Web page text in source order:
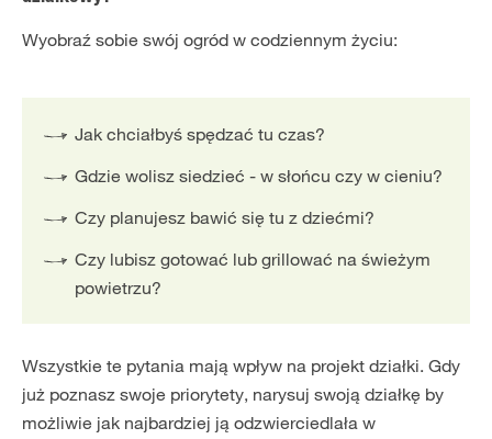
Wyobraź sobie swój ogród w codziennym życiu:
Jak chciałbyś spędzać tu czas?
Gdzie wolisz siedzieć - w słońcu czy w cieniu?
Czy planujesz bawić się tu z dziećmi?
Czy lubisz gotować lub grillować na świeżym
powietrzu?
Wszystkie te pytania mają wpływ na projekt działki. Gdy
już poznasz swoje priorytety, narysuj swoją działkę by
możliwie jak najbardziej ją odzwierciedlała w